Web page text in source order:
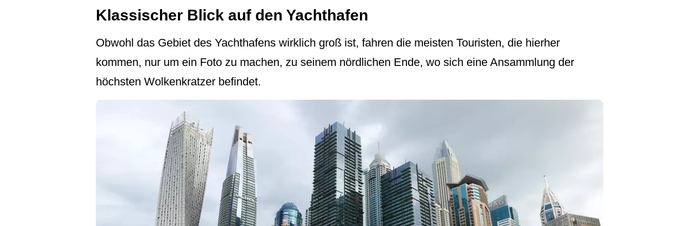
Klassischer Blick auf den Yachthafen
Obwohl das Gebiet des Yachthafens wirklich groß ist, fahren die meisten Touristen, die hierher
kommen, nur um ein Foto zu machen, zu seinem nördlichen Ende, wo sich eine Ansammlung der
höchsten Wolkenkratzer befindet.